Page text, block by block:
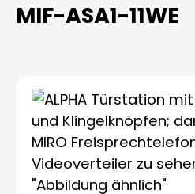
MIF-ASA1-11WE
Bildergalerie überspringen